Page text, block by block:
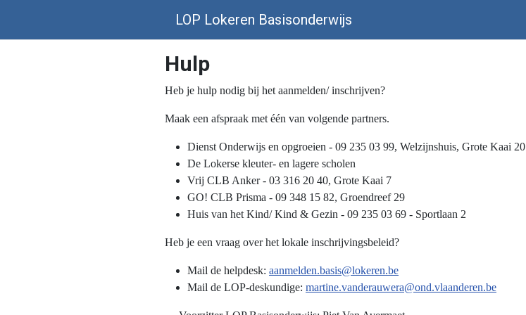
LOP Lokeren Basisonderwijs
Hulp
Heb je hulp nodig bij het aanmelden/ inschrijven?
Maak een afspraak met één van volgende partners.
Dienst Onderwijs en opgroeien - 09 235 03 99, Welzijnshuis, Grote Kaai 20
De Lokerse kleuter- en lagere scholen
Vrij CLB Anker - 03 316 20 40, Grote Kaai 7
GO! CLB Prisma - 09 348 15 82, Groendreef 29
Huis van het Kind/ Kind & Gezin - 09 235 03 69 - Sportlaan 2
Heb je een vraag over het lokale inschrijvingsbeleid?
Mail de helpdesk: aanmelden.basis@lokeren.be
Mail de LOP-deskundige: martine.vanderauwera@ond.vlaanderen.be